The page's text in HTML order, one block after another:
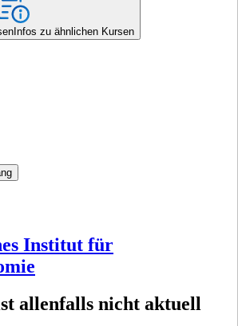
Infos zu ähnlichen Kursen
Institut für
allenfalls nicht aktuell